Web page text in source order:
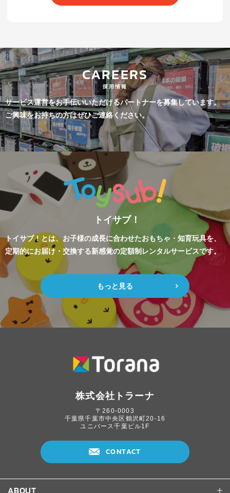
CAREERS
採用情報
サービス運営をお手伝いいただけるパートナーを募集しています。
ご興味をお持ちの方はぜひご連絡ください。
トイサブ！
トイサブ！とは、お子様の成長に合わせたおもちゃ・知育玩具を、
定期的にお届け・交換する新感覚の定額制レンタルサービスです。
もっと見る
株式会社トラーナ
〒260-0003
千葉県千葉市中央区鶴沢町20-16
ユニバース千葉ビル1F
CONTACT
ABOUT